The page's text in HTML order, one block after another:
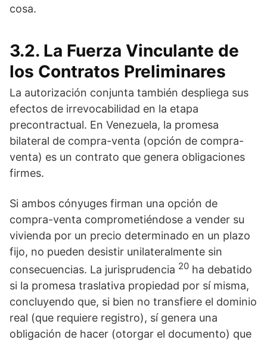
cosa.
3.2. La Fuerza Vinculante de
los Contratos Preliminares
La autorización conjunta también despliega sus
efectos de irrevocabilidad en la etapa
precontractual. En Venezuela, la promesa
bilateral de compra-venta (opción de compra-
venta) es un contrato que genera obligaciones
firmes.
Si ambos cónyuges firman una opción de
compra-venta comprometiéndose a vender su
vivienda por un precio determinado en un plazo
fijo, no pueden desistir unilateralmente sin
consecuencias. La jurisprudencia 20 ha debatido
si la promesa traslativa propiedad por sí misma,
concluyendo que, si bien no transfiere el dominio
real (que requiere registro), sí genera una
obligación de hacer (otorgar el documento) que